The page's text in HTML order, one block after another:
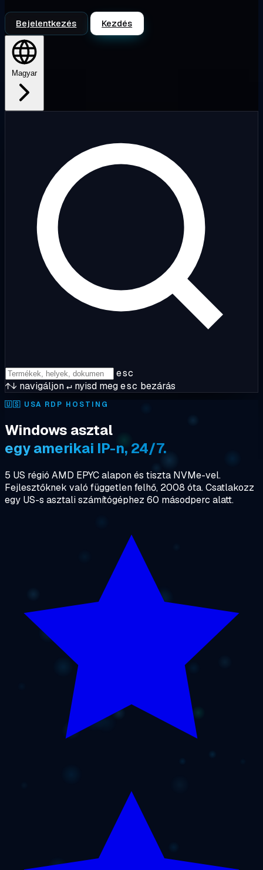
Bejelentkezés Kezdés
Magyar
esc
↑↓ navigáljon↵ nyisd megesc bezárás
🇺🇸 USA RDP HOSTING
Windows asztal
egy amerikai IP-n, 24/7.
5 US régió AMD EPYC alapon és tiszta NVMe-vel.
Fejlesztőknek való független felhő, 2008 óta. Csatlakozz
egy US-s asztali számítógéphez 60 másodperc alatt.